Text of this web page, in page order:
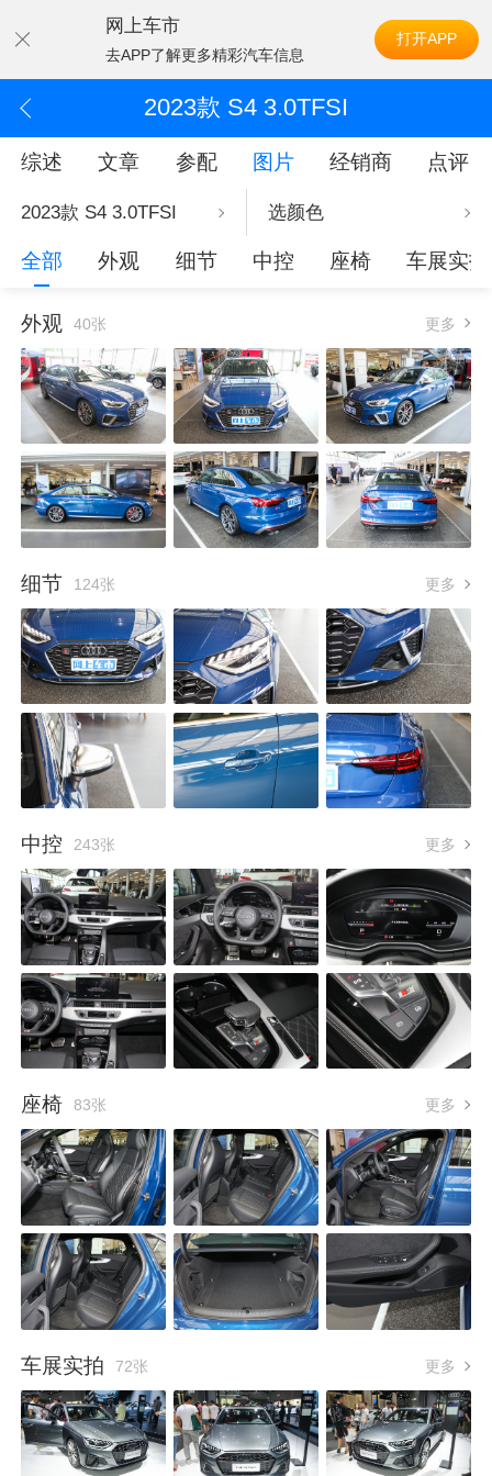
网上车市
去APP了解更多精彩汽车信息
打开APP
2023款 S4 3.0TFSI
综述 文章 参配 图片 经销商 点评
2023款 S4 3.0TFSI 选颜色
全部 外观 细节 中控 座椅 车展实拍
外观 40张 更多
细节 124张 更多
中控 243张 更多
座椅 83张 更多
车展实拍 72张 更多